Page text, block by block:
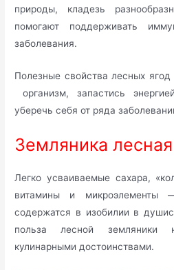
природы, кладезь
помогают поддерживать
заболевания.
Полезные свойства лесных
организм, запастись
уберечь себя от ряда
Земляника лесная
Легко усваиваемые сахара,
витамины и микроэлементы
содержатся в изобилии в
польза лесной земляники
кулинарными достоинствами.